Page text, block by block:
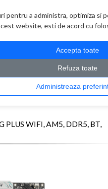
a administra, optimiza si
website, esti de acord cu
Accepta toate
Refuza toate
Administreaza
0 produs(e)
PLUS WIFI, AM5, DDR5, BT,